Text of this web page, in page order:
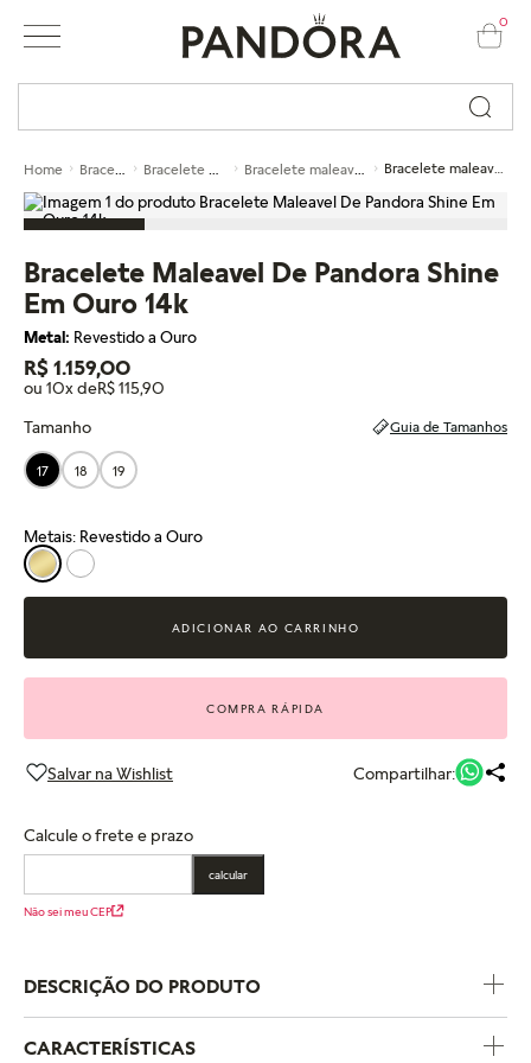
0
Busque por nome ou código...
Home Bracelete maleavel em ouro Bracelete maleavel de pandora shine em ouro 14k
Bracelete Maleavel De Pandora Shine
Em Ouro 14k
Metal: Revestido a Ouro
R$ 1.159,00
ou 10x deR$ 115,90
Tamanho
Guia de Tamanhos
17 18 19
Metais: Revestido a Ouro
ADICIONAR AO CARRINHO
COMPRA RÁPIDA
Compartilhar:
Calcule o frete e prazo
calcular
Não sei meu CEP
DESCRIÇÃO DO PRODUTO
CARACTERÍSTICAS